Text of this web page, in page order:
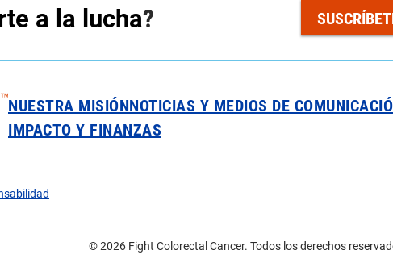
a la lucha?
NUESTRA MISIÓNNOTICIAS Y MEDIOS DE
IMPACTO Y FINANZAS
© 2026 Fight Colorectal Cancer. Todos los derechos